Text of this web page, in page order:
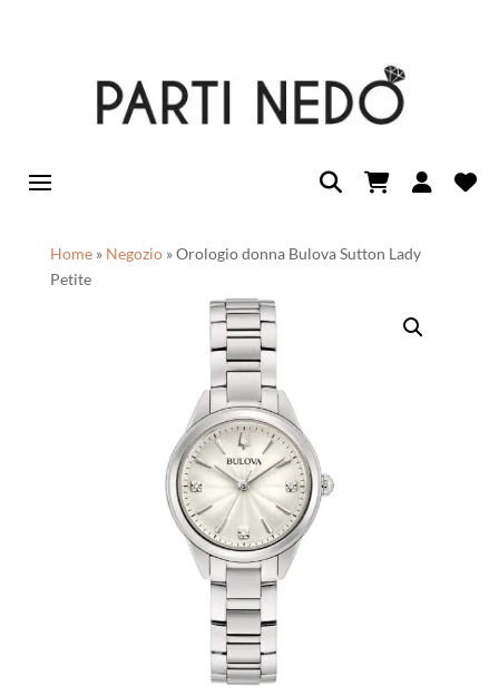
Home» Negozio»Orologio donna Bulova Sutton Lady
Petite